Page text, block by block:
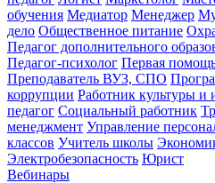
обучения Медиатор Менеджер
дело Общественное питание
Педагог дополнительного
Педагог-психолог Первая
Преподаватель ВУЗ, СПО
коррупции Работник культуры и
педагог Социальный работник
менеджмент Управление
классов Учитель школы
Электробезопасность Юрист
Вебинары